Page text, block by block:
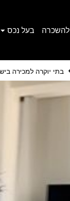
להשכרה בעל נכס
בתי יוקרה למכירה